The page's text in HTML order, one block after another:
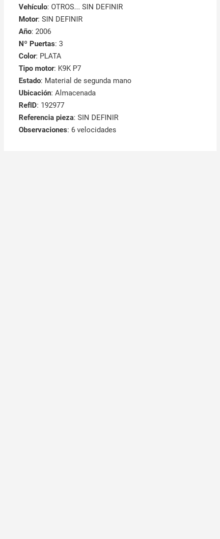
Vehículo: OTROS... SIN DEFINIR
Motor: SIN DEFINIR
Año: 2006
Nº Puertas: 3
Color: PLATA
Tipo motor: K9K P7
Estado: Material de segunda mano
Ubicación: Almacenada
RefID: 192977
Referencia pieza: SIN DEFINIR
Observaciones: 6 velocidades